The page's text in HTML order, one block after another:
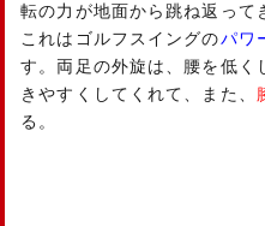
転の力が地面から跳ね返って
これはゴルフスイングのパワ
す。両足の外旋は、腰を低く
きやすくしてくれて、また、
る。